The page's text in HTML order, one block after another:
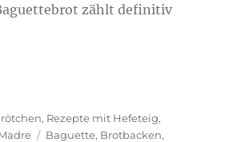
zählt definitiv
, Rezepte mit Hefeteig,
Schlagwörter
Baguette, Brotbacken,